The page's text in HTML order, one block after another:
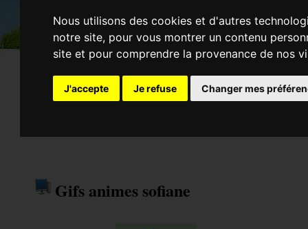
Nous utilisons des cookies et d'autres
notre site, pour vous montrer un contenu
site et pour comprendre la provenance de nos
J'accepte Je refuse Changer mes
Gifs animes sofiane